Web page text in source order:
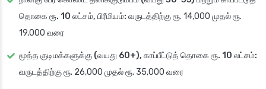
தொகை ரூ. 10 லட்சம், பிரீமியம்: வருடத்திற்கு ரூ. 14,000 முதல் ரூ.
19,000 வரை
மூத்த குடிமக்களுக்கு (வயது 60+), காப்பீட்டுத் தொகை ரூ. 10 லட்சம்:
வருடத்திற்கு ரூ. 26,000 முதல் ரூ. 35,000 வரை